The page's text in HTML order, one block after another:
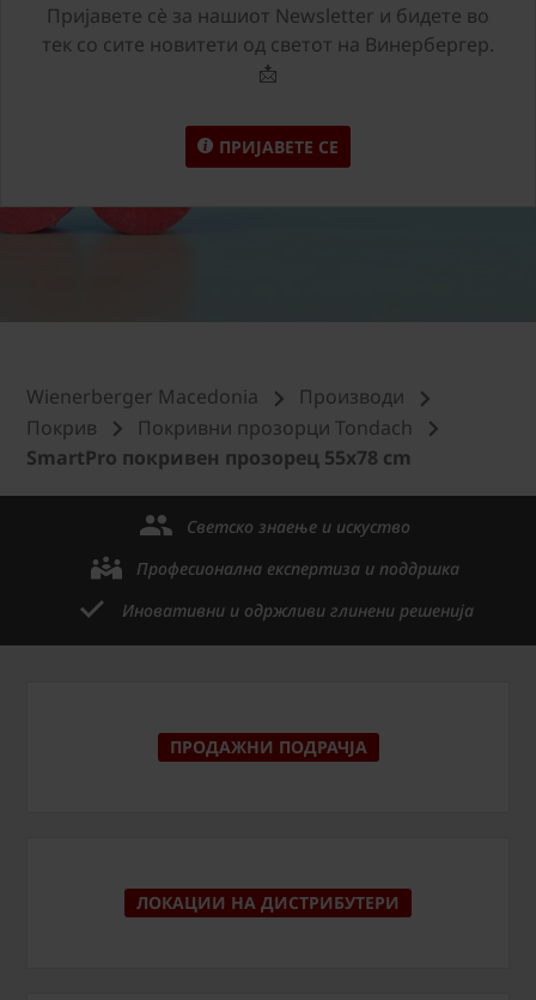
Пријавете сѐ за нашиот Newsletter и бидете во
тек со сите новитети од светот на Винербергер.
📩
ПРИЈАВЕТЕ СЕ
Wienerberger Macedonia
Производи
Покрив
Покривни прозорци Tondach
SmartPro покривен прозорец 55x78 cm
Светско знаење и искуство
Професионална експертиза и поддршка
Иновативни и одржливи глинени решенија
ПРОДАЖНИ ПОДРАЧЈА
ЛОКАЦИИ НА ДИСТРИБУТЕРИ